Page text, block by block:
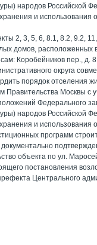
народов Российской
и использования
2, 3, 5, 6, 8.1, 8.2, 9.2,
домов, расположенных
Коробейников пер., д.
округа
порядок отселения
Правительства Москвы с
Федерального
народов Российской
и использования
программ
объекта по ул.
постановления
Центрального